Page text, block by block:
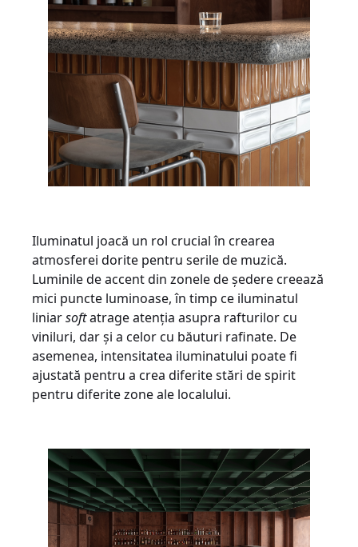
Iluminatul joacă un rol crucial în crearea
atmosferei dorite pentru serile de muzică.
Luminile de accent din zonele de ședere creează
mici puncte luminoase, în timp ce iluminatul
liniarsoftatrage atenția asupra rafturilor cu
viniluri, dar și a celor cu băuturi rafinate. De
asemenea, intensitatea iluminatului poate fi
ajustată pentru a crea diferite stări de spirit
pentru diferite zone ale localului.